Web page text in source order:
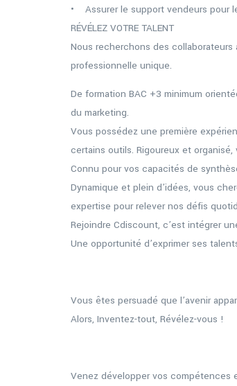
• Assurer le support vendeurs pour
RÉVÉLEZ VOTRE TALENT
Nous recherchons des
professionnelle unique.
De formation BAC +3 minimum
du marketing.
Vous possédez une première
certains outils. Rigoureux et
Connu pour vos capacités de
Dynamique et plein d’idées, vous
expertise pour relever nos défis
Rejoindre Cdiscount, c’est intégrer
Une opportunité d’exprimer ses
Vous êtes persuadé que l’avenir
Alors, Inventez-tout, Révélez-vous !
Venez développer vos compétences